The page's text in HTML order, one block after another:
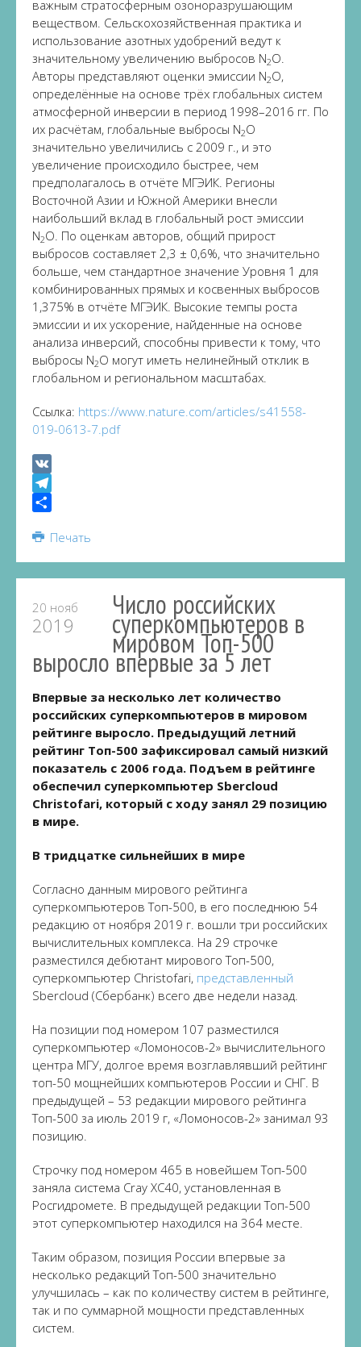
важным стратосферным озоноразрушающим
веществом. Сельскохозяйственная практика и
использование азотных удобрений ведут к
значительному увеличению выбросов N2O.
Авторы представляют оценки эмиссии N2O,
определённые на основе трёх глобальных систем
атмосферной инверсии в период 1998–2016 гг. По
их расчётам, глобальные выбросы N2O
значительно увеличились с 2009 г., и это
увеличение происходило быстрее, чем
предполагалось в отчёте МГЭИК. Регионы
Восточной Азии и Южной Америки внесли
наибольший вклад в глобальный рост эмиссии
N2O. По оценкам авторов, общий прирост
выбросов составляет 2,3 ± 0,6%, что значительно
больше, чем стандартное значение Уровня 1 для
комбинированных прямых и косвенных выбросов
1,375% в отчёте МГЭИК. Высокие темпы роста
эмиссии и их ускорение, найденные на основе
анализа инверсий, способны привести к тому, что
выбросы N2O могут иметь нелинейный отклик в
глобальном и региональном масштабах.
Ссылка: https://www.nature.com/articles/s41558-
019-0613-7.pdf
VK
Telegram
Печать
20 нояб
2019
Число российских
суперкомпьютеров в
мировом Топ-500
выросло впервые за 5 лет
Впервые за несколько лет количество
российских суперкомпьютеров в мировом
рейтинге выросло. Предыдущий летний
рейтинг Топ-500 зафиксировал самый низкий
показатель с 2006 года. Подъем в рейтинге
обеспечил суперкомпьютер Sbercloud
Christofari, который с ходу занял 29 позицию
в мире.
В тридцатке сильнейших в мире
Согласно данным мирового рейтинга
суперкомпьютеров Топ-500, в его последнюю 54
редакцию от ноября 2019 г. вошли три российских
вычислительных комплекса. На 29 строчке
разместился дебютант мирового Топ-500,
суперкомпьютер Christofari, представленный
Sbercloud (Сбербанк) всего две недели назад.
На позиции под номером 107 разместился
суперкомпьютер «Ломоносов-2» вычислительного
центра МГУ, долгое время возглавлявший рейтинг
топ-50 мощнейших компьютеров России и СНГ. В
предыдущей – 53 редакции мирового рейтинга
Топ-500 за июль 2019 г, «Ломоносов-2» занимал 93
позицию.
Строчку под номером 465 в новейшем Топ-500
заняла система Cray XC40, установленная в
Росгидромете. В предыдущей редакции Топ-500
этот суперкомпьютер находился на 364 месте.
Таким образом, позиция России впервые за
несколько редакций Топ-500 значительно
улучшилась – как по количеству систем в рейтинге,
так и по суммарной мощности представленных
систем.